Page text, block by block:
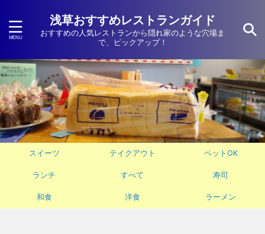
浅草おすすめレストランガイド
おすすめの人気レストランから隠れ家のような穴場ま
で、ピックアップ！
スイーツ テイクアウト ペットOK
ランチ すべて 寿司
和食 洋食 ラーメン